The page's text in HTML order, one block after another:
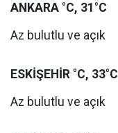
ANKARA °C, 31°C
Az bulutlu ve açık
ESKİŞEHİR °C, 33°C
Az bulutlu ve açık